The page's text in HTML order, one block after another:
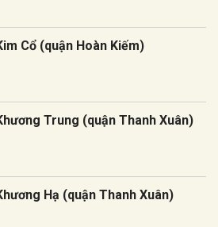
Cổ (quận Hoàn Kiếm)
Trung (quận Thanh Xuân)
Hạ (quận Thanh Xuân)